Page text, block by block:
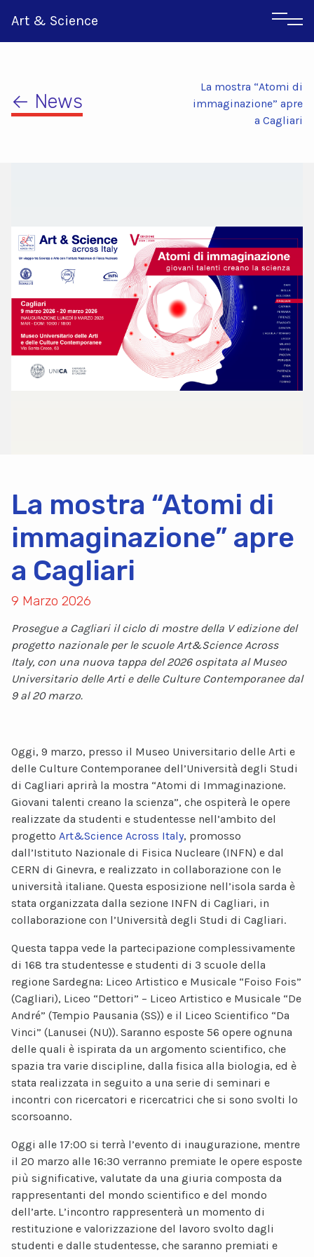
Art & Science
← News
La mostra “Atomi di
immaginazione” apre
a Cagliari
La mostra “Atomi di
immaginazione” apre
a Cagliari
9 Marzo 2026
Prosegue a Cagliari il ciclo di mostre della V edizione del
progetto nazionale per le scuole Art&Science Across
Italy, con una nuova tappa del 2026 ospitata al Museo
Universitario delle Arti e delle Culture Contemporanee dal
9 al 20 marzo.
Oggi, 9 marzo, presso il Museo Universitario delle Arti e
delle Culture Contemporanee dell’Università degli Studi
di Cagliari aprirà la mostra “Atomi di Immaginazione.
Giovani talenti creano la scienza”, che ospiterà le opere
realizzate da studenti e studentesse nell’ambito del
progetto Art&Science Across Italy, promosso
dall’Istituto Nazionale di Fisica Nucleare (INFN) e dal
CERN di Ginevra, e realizzato in collaborazione con le
università italiane. Questa esposizione nell’isola sarda è
stata organizzata dalla sezione INFN di Cagliari, in
collaborazione con l’Università degli Studi di Cagliari.
Questa tappa vede la partecipazione complessivamente
di 168 tra studentesse e studenti di 3 scuole della
regione Sardegna: Liceo Artistico e Musicale “Foiso Fois”
(Cagliari), Liceo “Dettori” – Liceo Artistico e Musicale “De
André” (Tempio Pausania (SS)) e il Liceo Scientifico “Da
Vinci” (Lanusei (NU)). Saranno esposte 56 opere ognuna
delle quali è ispirata da un argomento scientifico, che
spazia tra varie discipline, dalla fisica alla biologia, ed è
stata realizzata in seguito a una serie di seminari e
incontri con ricercatori e ricercatrici che si sono svolti lo
scorsoanno.
Oggi alle 17:00 si terrà l’evento di inaugurazione, mentre
il 20 marzo alle 16:30 verranno premiate le opere esposte
più significative, valutate da una giuria composta da
rappresentanti del mondo scientifico e del mondo
dell’arte. L’incontro rappresenterà un momento di
restituzione e valorizzazione del lavoro svolto dagli
studenti e dalle studentesse, che saranno premiati e